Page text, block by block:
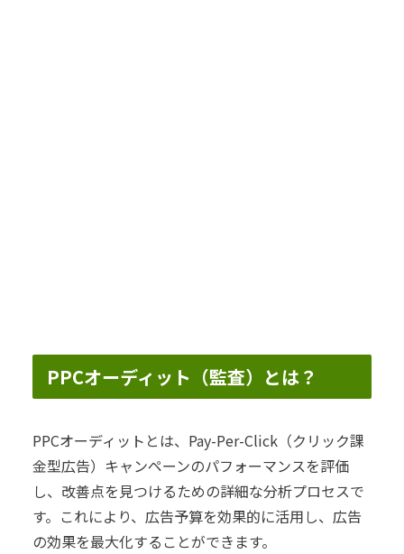
PPCオーディット（監査）とは？
PPCオーディットとは、Pay-Per-Click（クリック課
金型広告）キャンペーンのパフォーマンスを評価
し、改善点を見つけるための詳細な分析プロセスで
す。これにより、広告予算を効果的に活用し、広告
の効果を最大化することができます。